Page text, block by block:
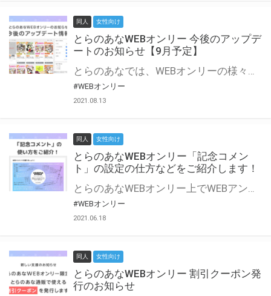
同人 女性向け
とらのあなWEBオンリー 今後のアップデ
ートのお知らせ【9月予定】
とらのあなでは、WEBオンリーの様々な支援を実施しています。 今回は2021年9月に実装を予定しているアップデート情報についてご紹介いたします。 とらのあなWEBオンリーサイトはこちら
#WEBオンリー
2021.08.13
同人 女性向け
とらのあなWEBオンリー「記念コメン
ト」の設定の仕方などをご紹介します！
とらのあなWEBオンリー上でWEBアンソロジーが作成できる「記念コメント」について、その使い方や作成手順を解説します！ 支援タイプを「サークル参加型」「サークル参加型・マルシェ(イベント会場)機能付き」でお申し込みいただいている主催者様はぜひご活用ください♪ とらのあなWEBオンリーサイトはこちら
#WEBオンリー
2021.06.18
同人 女性向け
とらのあなWEBオンリー 割引クーポン発
行のお知らせ